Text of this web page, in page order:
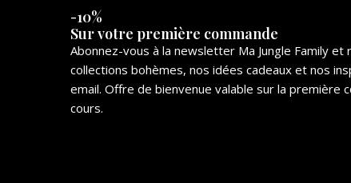
-10%
Sur votre première commande
Abonnez-vous à la newsletter Ma Jungle Family
collections bohèmes, nos idées cadeaux et nos
email. Offre de bienvenue valable sur la première
cours.